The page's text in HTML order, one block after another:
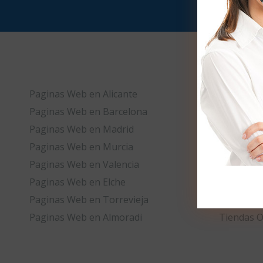
Paginas Web en Alicante
Paginas Web en Barcelona
Paginas Web en Madrid
Paginas Web en Murcia
Paginas Web en Valencia
Paginas Web en Elche
Paginas Web en Torrevieja
Paginas Web en Almoradi
Tiendas
Tiendas
Tiendas
Tiendas
Tiendas
Tiendas